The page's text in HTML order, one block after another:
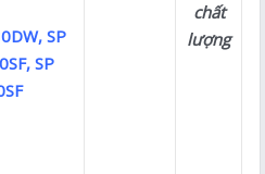
SP
SP
chất
lượng